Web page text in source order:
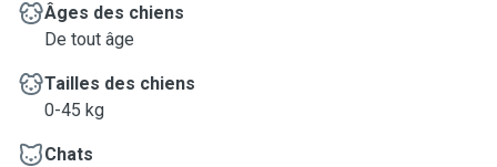
Âges des chiens
De tout âge
Tailles des chiens
0-45 kg
Chats